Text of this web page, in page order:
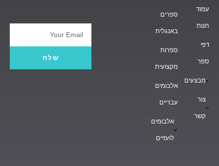
עמוד
חנות
דפי
ספר
מבצעים
צור
קשר
ספרים
באנגלית
ספרות
מקצועית
אלבומים
עבריים
אלבומים
לועזיים
Email
שלח